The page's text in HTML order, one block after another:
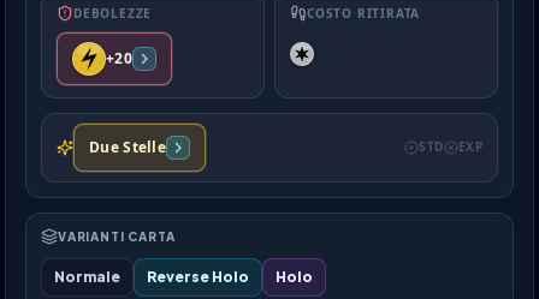
DEBOLEZZE
+20
COSTO RITIRATA
Due Stelle STD EXP
VARIANTI CARTA
Normale Reverse Holo Holo